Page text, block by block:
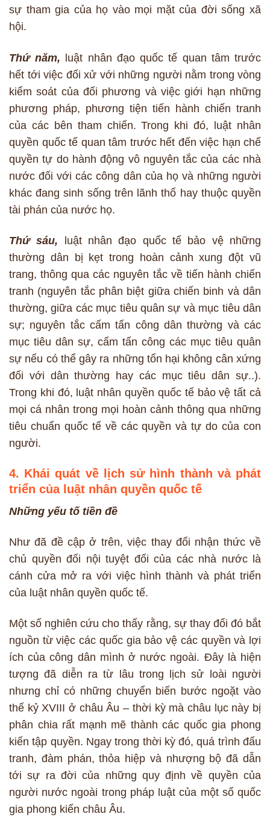
sự tham gia của họ vào mọi mặt của đời sống xã
hội.
Thứ năm, luật nhân đạo quốc tế quan tâm trước
hết tới việc đối xử với những người nằm trong vòng
kiểm soát của đối phương và việc giới hạn những
phương pháp, phương tiện tiến hành chiến tranh
của các bên tham chiến. Trong khi đó, luật nhân
quyền quốc tế quan tâm trước hết đến việc hạn chế
quyền tự do hành động vô nguyên tắc của các nhà
nước đối với các công dân của họ và những người
khác đang sinh sống trên lãnh thổ hay thuộc quyền
tài phán của nước họ.
Thứ sáu,
luật nhân đạo quốc tế bảo vệ những
thường dân bị kẹt trong hoàn cảnh xung đột vũ
trang, thông qua các nguyên tắc về tiến hành chiến
tranh (nguyên tắc phân biệt giữa chiến binh và dân
thường, giữa các mục tiêu quân sự và mục tiêu dân
sự; nguyên tắc cấm tấn công dân thường và các
mục tiêu dân sự, cấm tấn công các mục tiêu quân
sự nếu có thể gây ra những tổn hại không cân xứng
đối với dân thường hay các mục tiêu dân sự..).
Trong khi đó, luật nhân quyền quốc tế bảo vệ tất cả
mọi cá nhân trong mọi hoàn cảnh thông qua những
tiêu chuẩn quốc tế về các quyền và tự do của con
người.
4. Khái quát về lịch sử hình thành và phát
triển của luật nhân quyền quốc tế
Những yếu tố tiền đề
Như đã đề cập ở trên, việc thay đổi nhận thức về
chủ quyền đối nội tuyệt đối của các nhà nước là
cánh cửa mở ra với việc hình thành và phát triển
của luật nhân quyền quốc tế.
Một số nghiên cứu cho thấy rằng, sự thay đổi đó bắt
nguồn từ việc các quốc gia bảo vệ các quyền và lợi
ích của công dân mình ở nước ngoài. Đây là hiện
tượng đã diễn ra từ lâu trong lịch sử loài người
nhưng chỉ có những chuyển biến bước ngoặt vào
thế kỷ XVIII ở châu Âu – thời kỳ mà châu lục này bị
phân chia rất mạnh mẽ thành các quốc gia phong
kiến tập quyền. Ngay trong thời kỳ đó, quá trình đấu
tranh, đàm phán, thỏa hiệp và nhượng bộ đã dẫn
tới sự ra đời của những quy định về quyền của
người nước ngoài trong pháp luật của một số quốc
gia phong kiến châu Âu.